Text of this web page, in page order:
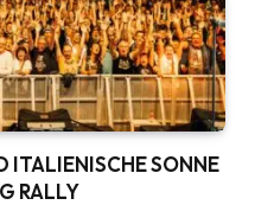
ITALIENISCHE SONNE
RALLY